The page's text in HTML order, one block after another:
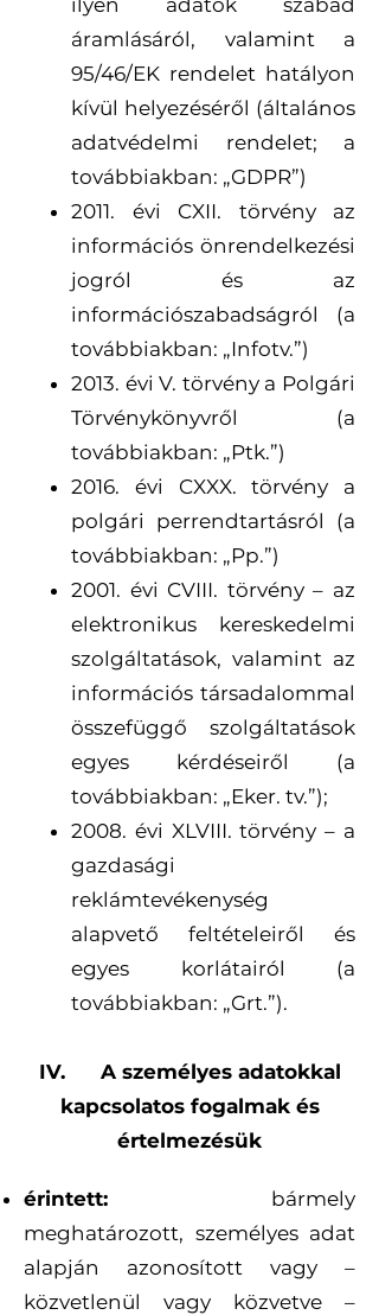
ilyen adatok szabad
áramlásáról, valamint a
95/46/EK rendelet hatályon
kívül helyezéséről (általános
adatvédelmi rendelet; a
továbbiakban: „GDPR”)
2011. évi CXII. törvény az
információs önrendelkezési
jogról és az
információszabadságról (a
továbbiakban: „Infotv.”)
2013. évi V. törvény a Polgári
Törvénykönyvről (a
továbbiakban: „Ptk.”)
2016. évi CXXX. törvény a
polgári perrendtartásról (a
továbbiakban: „Pp.”)
2001. évi CVIII. törvény – az
elektronikus kereskedelmi
szolgáltatások, valamint az
információs társadalommal
összefüggő szolgáltatások
egyes kérdéseiről (a
továbbiakban: „Eker. tv.”);
2008. évi XLVIII. törvény – a
gazdasági
reklámtevékenység
alapvető feltételeiről és
egyes korlátairól (a
továbbiakban: „Grt.”).
IV. A személyes adatokkal
kapcsolatos fogalmak és
értelmezésük
érintett: bármely
meghatározott, személyes adat
alapján azonosított vagy –
közvetlenül vagy közvetve –